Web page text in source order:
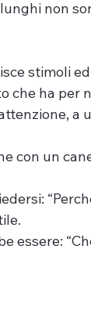
non
stimoli
che ha per
con un
essere: